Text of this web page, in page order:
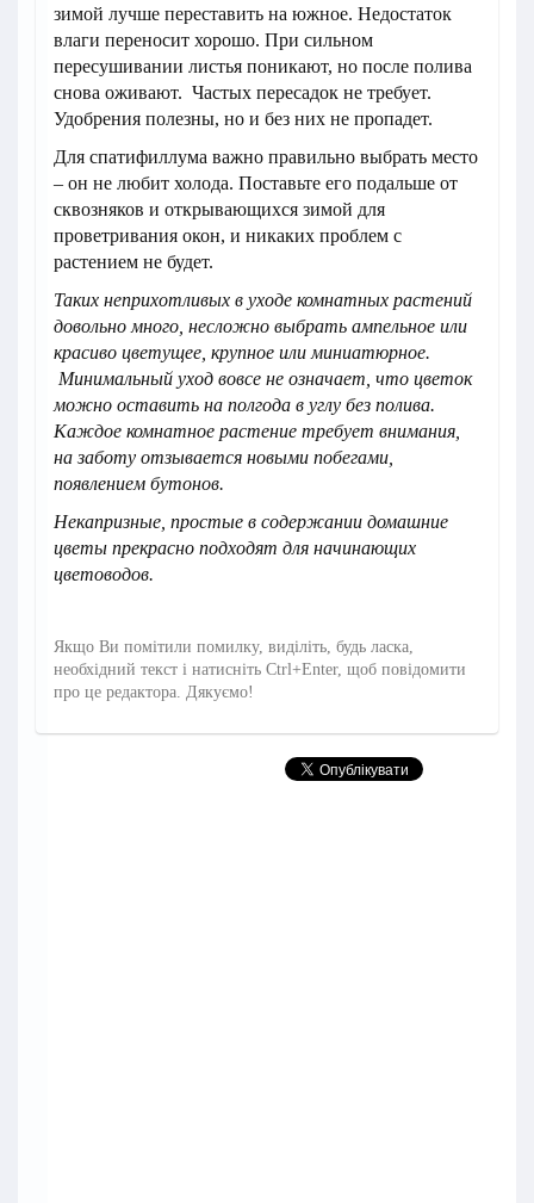
зимой лучше переставить на южное. Недостаток
влаги переносит хорошо. При сильном
пересушивании листья поникают, но после полива
снова оживают. Частых пересадок не требует.
Удобрения полезны, но и без них не пропадет.
Для спатифиллума важно правильно выбрать место
– он не любит холода. Поставьте его подальше от
сквозняков и открывающихся зимой для
проветривания окон, и никаких проблем с
растением не будет.
Таких неприхотливых в уходе комнатных растений
довольно много, несложно выбрать ампельное или
красиво цветущее, крупное или миниатюрное.
Минимальный уход вовсе не означает, что цветок
можно оставить на полгода в углу без полива.
Каждое комнатное растение требует внимания,
на заботу отзывается новыми побегами,
появлением бутонов.
Некапризные, простые в содержании домашние
цветы прекрасно подходят для начинающих
цветоводов.
Якщо Ви помітили помилку, виділіть, будь ласка,
необхідний текст і натисніть Ctrl+Enter, щоб повідомити
про це редактора. Дякуємо!